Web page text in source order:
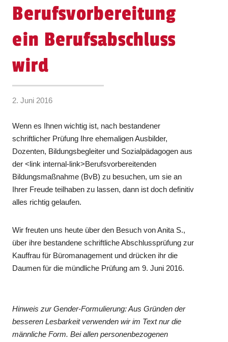
Berufsvorbereitung
ein Berufsabschluss
wird
2. Juni 2016
Wenn es Ihnen wichtig ist, nach bestandener
schriftlicher Prüfung Ihre ehemaligen Ausbilder,
Dozenten, Bildungsbegleiter und Sozialpädagogen aus
der <link internal-link>Berufsvorbereitenden
Bildungsmaßnahme (BvB) zu besuchen, um sie an
Ihrer Freude teilhaben zu lassen, dann ist doch definitiv
alles richtig gelaufen.
Wir freuten uns heute über den Besuch von Anita S.,
über ihre bestandene schriftliche Abschlussprüfung zur
Kauffrau für Büromanagement und drücken ihr die
Daumen für die mündliche Prüfung am 9. Juni 2016.
Hinweis zur Gender-Formulierung: Aus Gründen der
besseren Lesbarkeit verwenden wir im Text nur die
männliche Form. Bei allen personenbezogenen